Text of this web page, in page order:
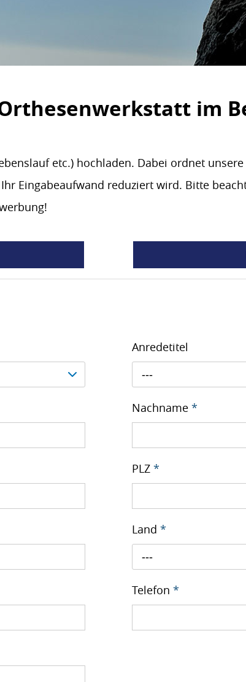
im
etc.) hochladen. Dabei ordnet
Eingabeaufwand reduziert wird. Bitte
Anredetitel
---
Nachname*
PLZ*
Land*
---
Telefon*